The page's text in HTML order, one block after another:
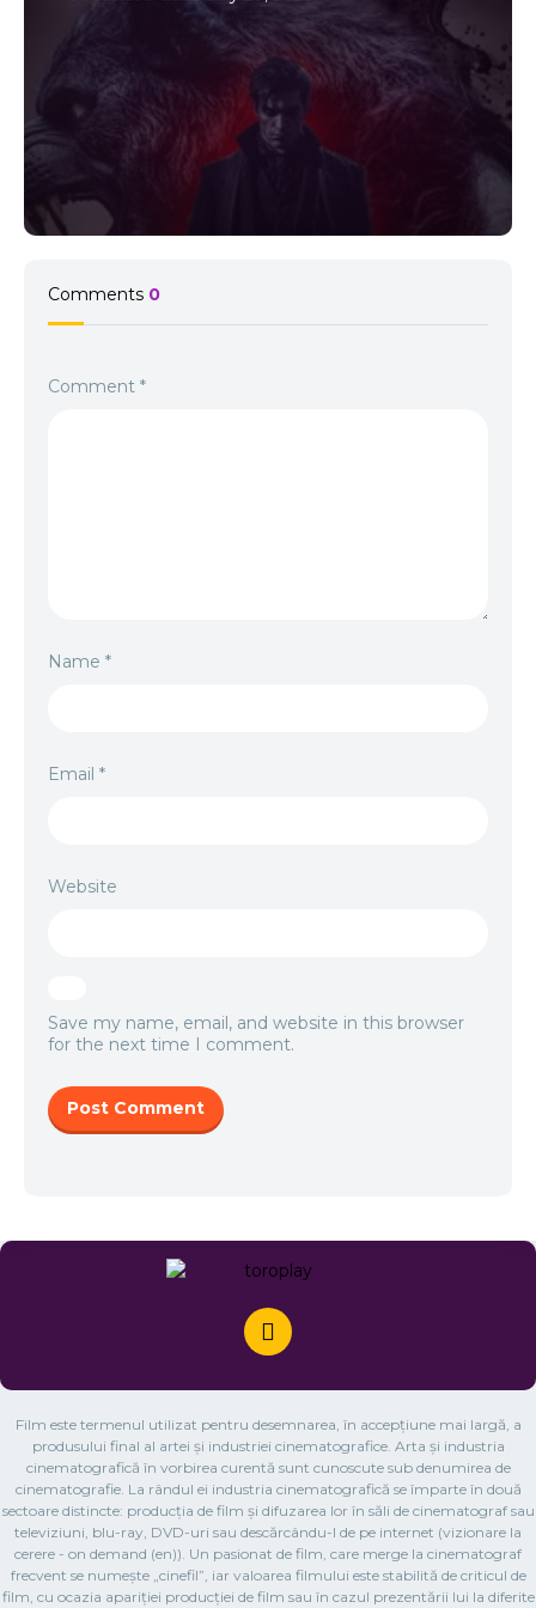
Comments 0
Comment *
Name *
Email *
Website
Save my name, email, and website in this browser
for the next time I comment.
Film este termenul utilizat pentru desemnarea, în accepțiune mai largă, a
produsului final al artei și industriei cinematografice. Arta și industria
cinematografică în vorbirea curentă sunt cunoscute sub denumirea de
cinematografie. La rândul ei industria cinematografică se împarte în două
sectoare distincte: producția de film și difuzarea lor în săli de cinematograf sau
televiziuni, blu-ray, DVD-uri sau descărcându-l de pe internet (vizionare la
cerere - on demand (en)). Un pasionat de film, care merge la cinematograf
frecvent se numește „cinefil”, iar valoarea filmului este stabilită de criticul de
film, cu ocazia apariției producției de film sau în cazul prezentării lui la diferite